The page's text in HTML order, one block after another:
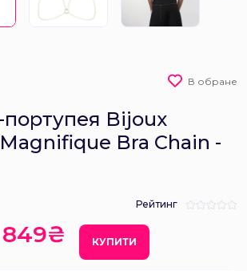
В обране
Bijoux
Bra Chain -
Рейтинг
849₴ КУПИТИ